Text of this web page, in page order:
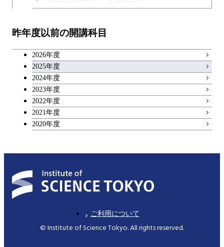
物質・情報卓越コース
物質・情報卓越コース
エネルギー・情報コース
エンジニアリングデザイン
原子核工学コース
物質・情報卓越コース
イノベーション科学コース
人間医療科学技術コース
技術経営専門職学位課程
開閉
技術経営専門職学位課程
専門科目
キャリア科目
昨年度以前の開講科目
2026年度
2025年度
2024年度
2023年度
2022年度
2021年度
2020年度
ご利用について
© Institute of Science Tokyo. All rights reserved.